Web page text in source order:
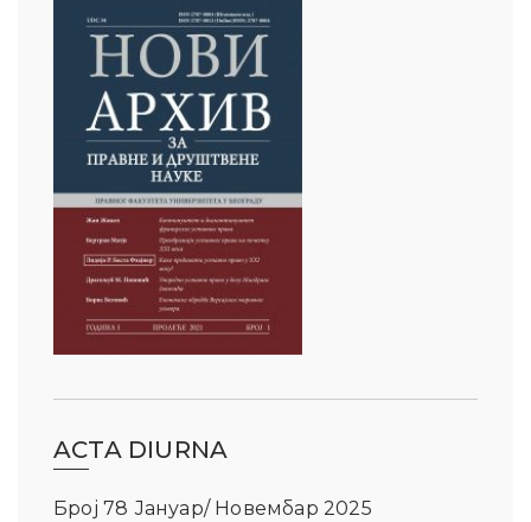
ACTA DIURNA
Број 78 Јануар/ Новембар 2025